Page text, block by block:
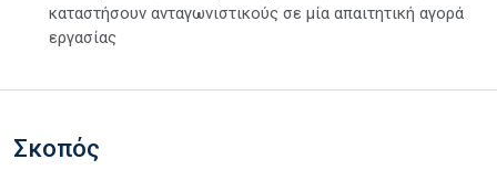
καταστήσουν ανταγωνιστικούς σε μία απαιτητική αγορά
εργασίας
Σκοπός